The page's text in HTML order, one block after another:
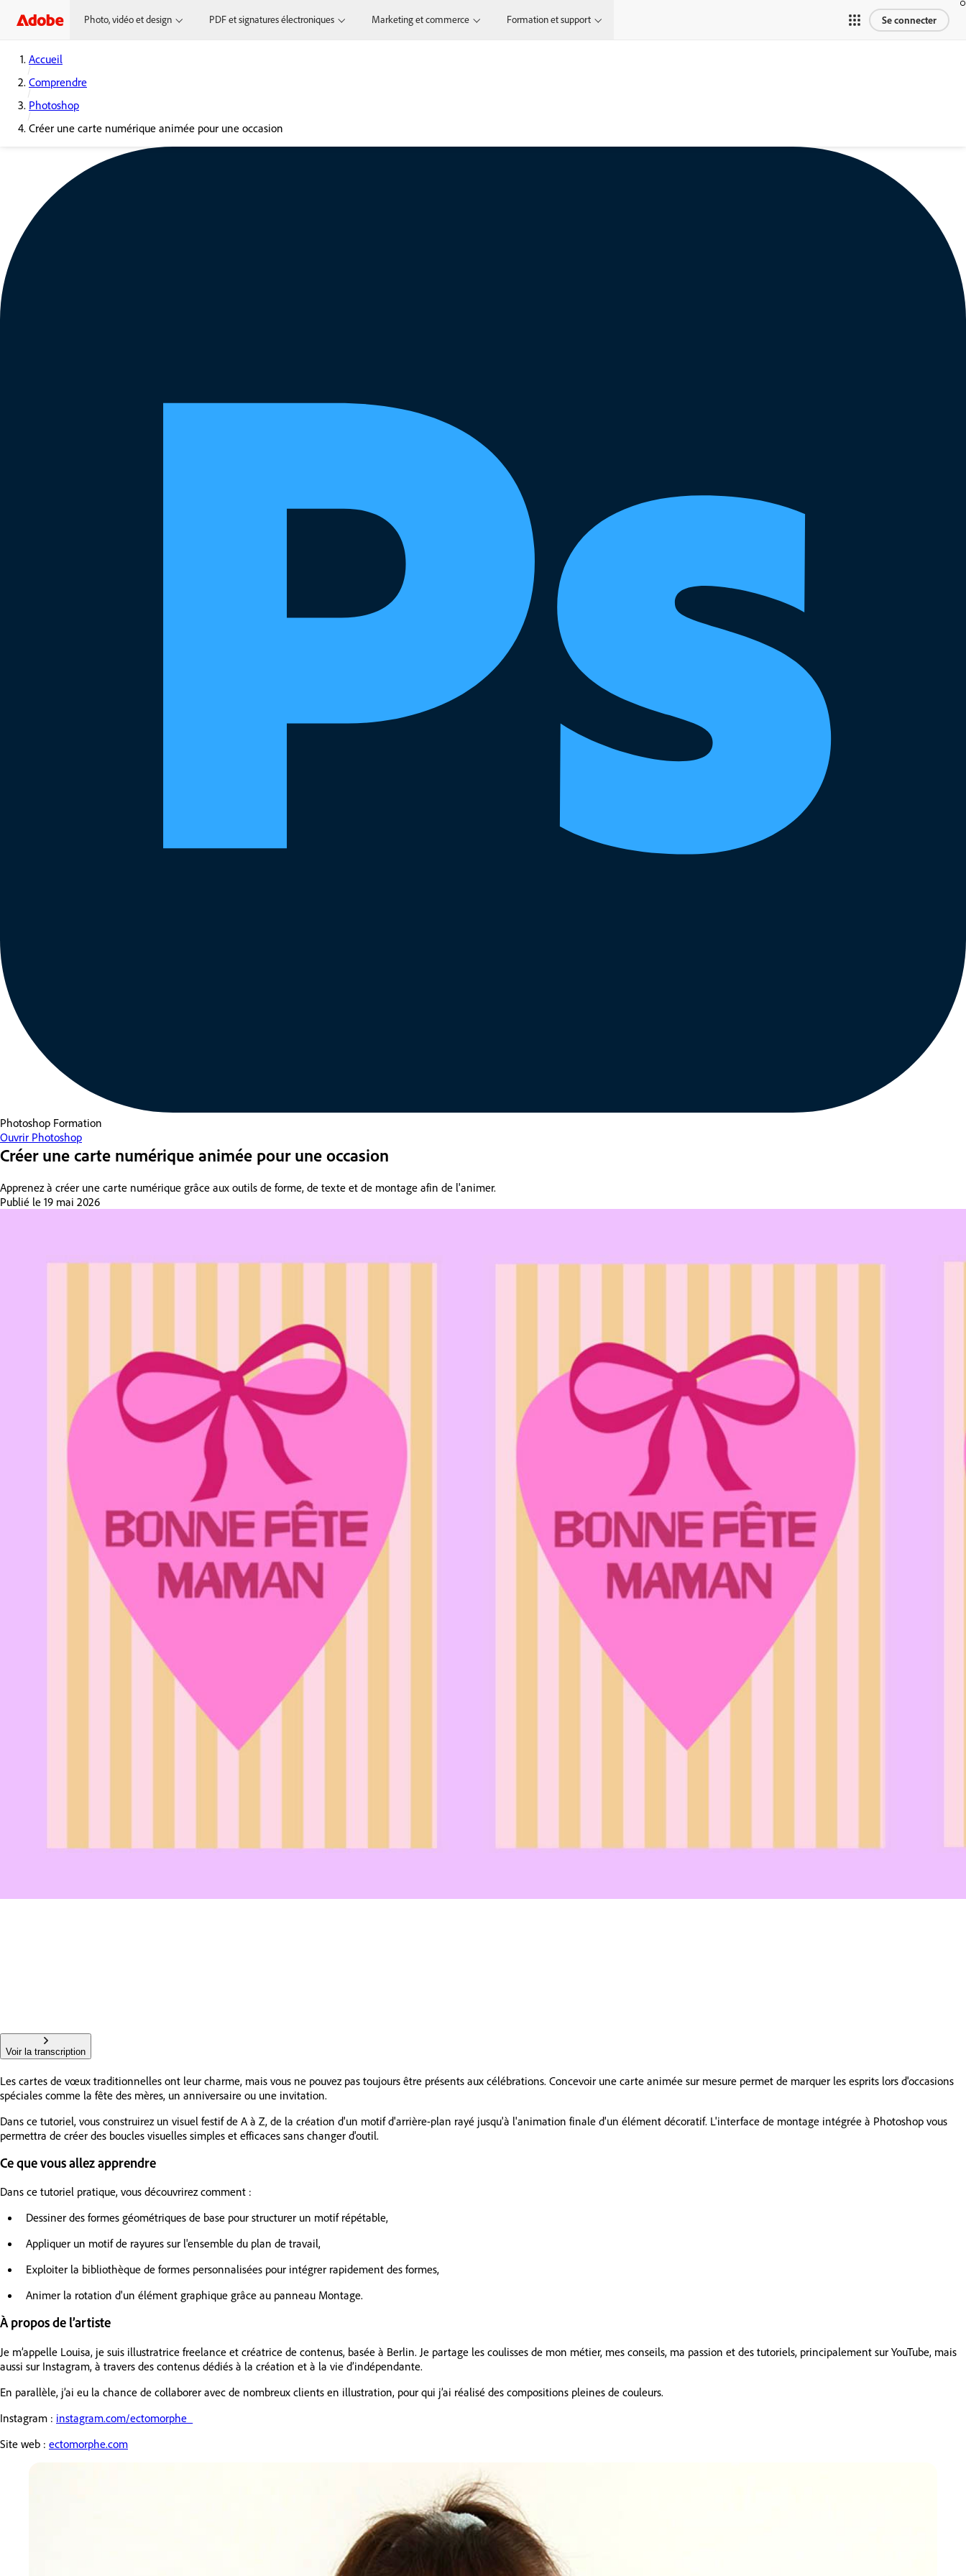
Photo, vidéo et design PDF et signatures électroniques Marketing et commerce Formation et support Se connecter
Accueil
Comprendre
Photoshop
Créer une carte numérique animée pour une occasion
Photoshop Formation
Ouvrir Photoshop
Créer une carte numérique animée pour une occasion
Apprenez à créer une carte numérique grâce aux outils de forme, de texte et de montage afin de l'animer.
Publié le 19 mai 2026
Voir la transcription
Les cartes de vœux traditionnelles ont leur charme, mais vous ne pouvez pas toujours être présents aux célébrations. Concevoir une carte animée sur mesure permet de marquer les esprits lors d'occasions
spéciales comme la fête des mères, un anniversaire ou une invitation.
Dans ce tutoriel, vous construirez un visuel festif de A à Z, de la création d'un motif d'arrière-plan rayé jusqu'à l'animation finale d'un élément décoratif. L'interface de montage intégrée à Photoshop vous
permettra de créer des boucles visuelles simples et efficaces sans changer d'outil.
Ce que vous allez apprendre
Dans ce tutoriel pratique, vous découvrirez comment :
Dessiner des formes géométriques de base pour structurer un motif répétable,
Appliquer un motif de rayures sur l'ensemble du plan de travail,
Exploiter la bibliothèque de formes personnalisées pour intégrer rapidement des formes,
Animer la rotation d'un élément graphique grâce au panneau Montage.
À propos de l’artiste
Je m’appelle Louisa, je suis illustratrice freelance et créatrice de contenus, basée à Berlin. Je partage les coulisses de mon métier, mes conseils, ma passion et des tutoriels, principalement sur YouTube, mais
aussi sur Instagram, à travers des contenus dédiés à la création et à la vie d’indépendante.
En parallèle, j’ai eu la chance de collaborer avec de nombreux clients en illustration, pour qui j’ai réalisé des compositions pleines de couleurs.
Instagram : instagram.com/ectomorphe_
Site web : ectomorphe.com